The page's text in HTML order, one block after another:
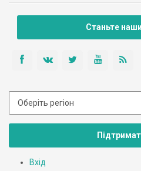
Станьте
Вхід